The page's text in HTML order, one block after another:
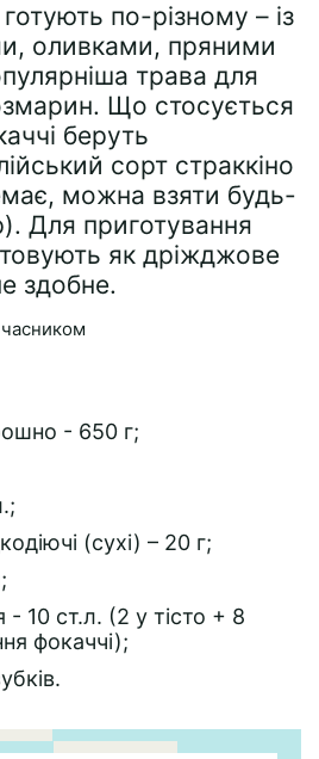
готують по-різному – із
оливками, пряними
трава для
Що стосується
беруть
сорт страккіно
можна взяти будь-
Для приготування
як дріжджове
здобне.
- 650 г;
(сухі) – 20 г;
- 10 ст.л. (2 у тісто + 8
фокаччі);